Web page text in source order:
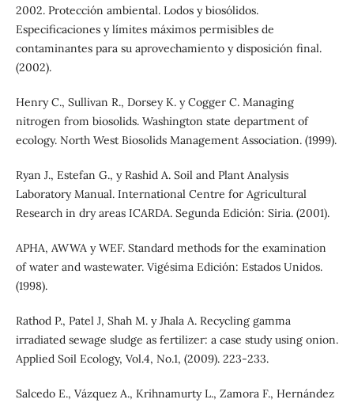
2002. Protección ambiental. Lodos y biosólidos.
Especificaciones y límites máximos permisibles de
contaminantes para su aprovechamiento y disposición final.
(2002).
Henry C., Sullivan R., Dorsey K. y Cogger C. Managing
nitrogen from biosolids. Washington state department of
ecology. North West Biosolids Management Association. (1999).
Ryan J., Estefan G., y Rashid A. Soil and Plant Analysis
Laboratory Manual. International Centre for Agricultural
Research in dry areas ICARDA. Segunda Edición: Siria. (2001).
APHA, AWWA y WEF. Standard methods for the examination
of water and wastewater. Vigésima Edición: Estados Unidos.
(1998).
Rathod P., Patel J, Shah M. y Jhala A. Recycling gamma
irradiated sewage sludge as fertilizer: a case study using onion.
Applied Soil Ecology, Vol.4, No.1, (2009). 223-233.
Salcedo E., Vázquez A., Krihnamurty L., Zamora F., Hernández